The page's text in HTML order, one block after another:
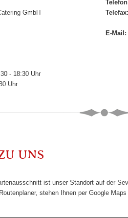
GmbH
Telefax:
E-Mail:
- 18:30 Uhr
Uhr
UNS
ist unser Standort auf der
stehen Ihnen per Google